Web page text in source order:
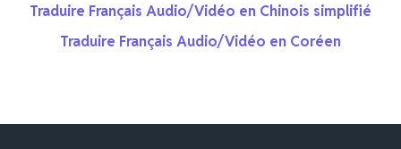
Traduire Français Audio/Vidéo en Chinois simplifié
Traduire Français Audio/Vidéo en Coréen